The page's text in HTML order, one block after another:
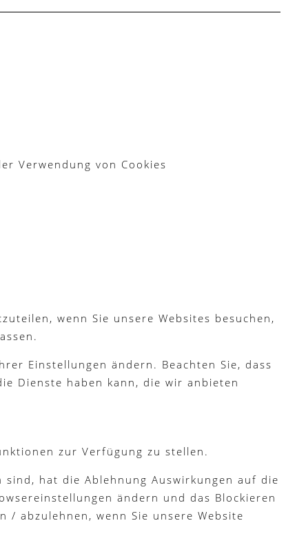
Verwendung von Cookies
wenn Sie unsere Websites besuchen,
Einstellungen ändern. Beachten Sie, dass
Dienste haben kann, die wir anbieten
zur Verfügung zu stellen.
hat die Ablehnung Auswirkungen auf die
ändern und das Blockieren
/ abzulehnen, wenn Sie unsere Website